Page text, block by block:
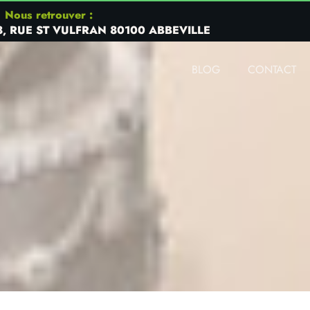
Nous retrouver :
RUE ST VULFRAN 80100 ABBEVILLE
BLOG CONTACT